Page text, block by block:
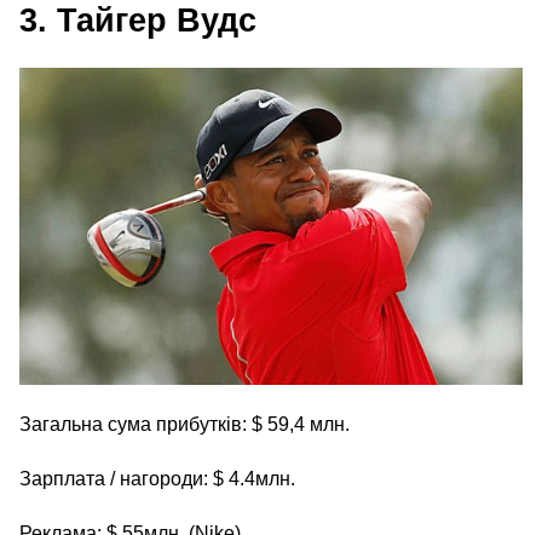
3. Тайгер Вудс
Загальна сума прибутків: $ 59,4 млн.
Зарплата / нагороди: $ 4.4млн.